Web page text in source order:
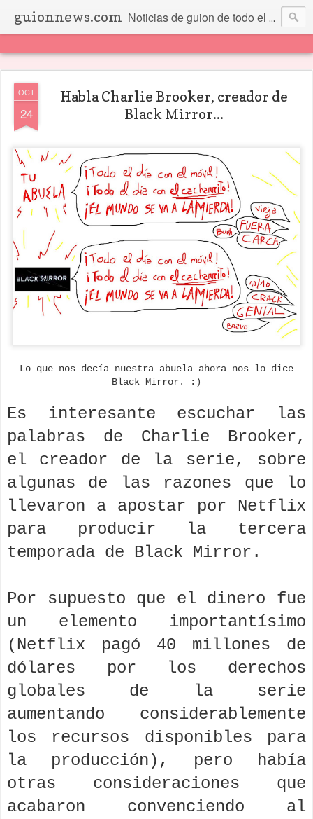
guionnews.com Noticias de guion de todo el mundo... Y más.
OCT
24
Habla Charlie Brooker, creador de
Black Mirror...
Lo que nos decía nuestra abuela ahora nos lo dice
Black Mirror. :)
Es interesante escuchar las
palabras de Charlie Brooker,
el creador de la serie, sobre
algunas de las razones que lo
llevaron a apostar por Netflix
para producir la tercera
temporada de Black Mirror.
Por supuesto que el dinero fue
un elemento importantísimo
(Netflix pagó 40 millones de
dólares por los derechos
globales de la serie
aumentando considerablemente
los recursos disponibles para
la producción), pero había
otras consideraciones que
acabaron convenciendo al